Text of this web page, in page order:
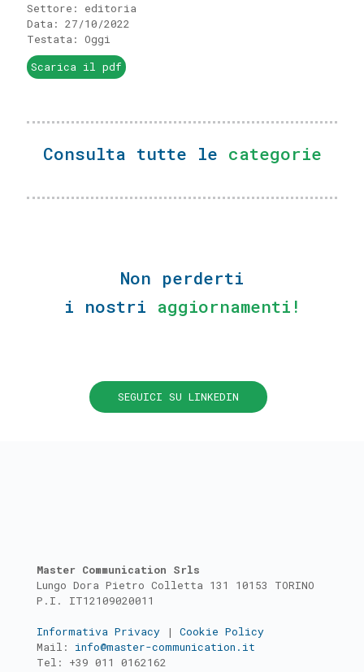
Settore: editoria
Data: 27/10/2022
Testata: Oggi
Scarica il pdf
Consulta tutte le categorie
Non perderti
i nostri aggiornamenti!
SEGUICI SU LINKEDIN
Master Communication Srls
Lungo Dora Pietro Colletta 131 10153 TORINO
P.I. IT12109020011
Informativa Privacy | Cookie Policy
Mail: info@master-communication.it
Tel: +39 011 0162162